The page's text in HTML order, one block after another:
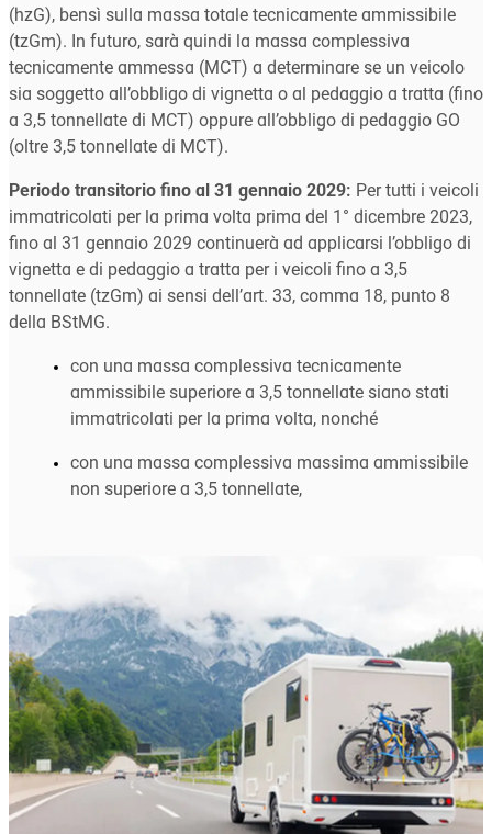
(hzG), bensì sulla massa totale tecnicamente ammissibile
(tzGm). In futuro, sarà quindi la massa complessiva
tecnicamente ammessa (MCT) a determinare se un veicolo
sia soggetto all’obbligo di vignetta o al pedaggio a tratta (fino
a 3,5 tonnellate di MCT) oppure all’obbligo di pedaggio GO
(oltre 3,5 tonnellate di MCT).
Periodo transitorio fino al 31 gennaio 2029: Per tutti i veicoli
immatricolati per la prima volta prima del 1° dicembre 2023,
fino al 31 gennaio 2029 continuerà ad applicarsi l’obbligo di
vignetta e di pedaggio a tratta per i veicoli fino a 3,5
tonnellate (tzGm) ai sensi dell’art. 33, comma 18, punto 8
della BStMG.
con una massa complessiva tecnicamente
ammissibile superiore a 3,5 tonnellate siano stati
immatricolati per la prima volta, nonché
con una massa complessiva massima ammissibile
non superiore a 3,5 tonnellate,